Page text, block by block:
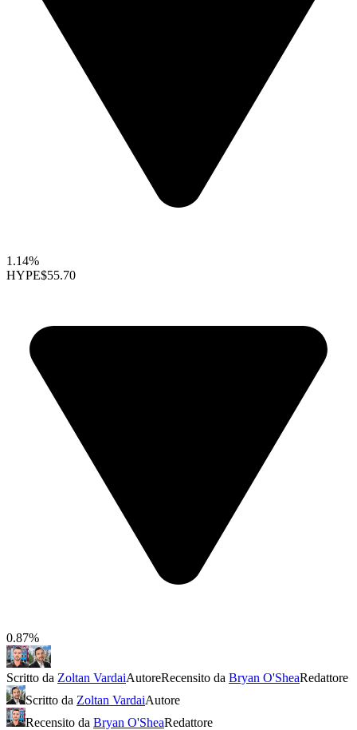
1.14%
HYPE$55.70
0.87%
Scritto da Zoltan VardaiAutoreRecensito da Bryan O'SheaRedattore
Scritto da Zoltan VardaiAutore
Recensito da Bryan O'SheaRedattore